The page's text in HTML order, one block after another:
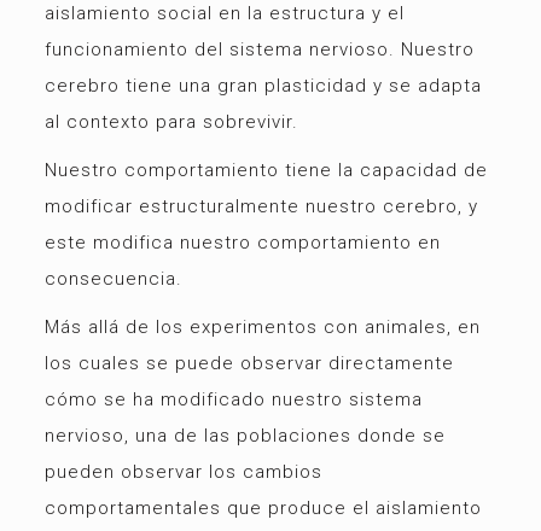
aislamiento social en la estructura y el
funcionamiento del sistema nervioso. Nuestro
cerebro tiene una gran plasticidad y se adapta
al contexto para sobrevivir.
Nuestro comportamiento tiene la capacidad de
modificar estructuralmente nuestro cerebro, y
este modifica nuestro comportamiento en
consecuencia.
Más allá de los experimentos con animales, en
los cuales se puede observar directamente
cómo se ha modificado nuestro sistema
nervioso, una de las poblaciones donde se
pueden observar los cambios
comportamentales que produce el aislamiento